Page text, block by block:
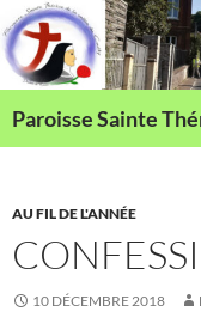
Aller
au
contenu
AU FIL DE L'ANNÉE
10 DÉCEMBRE 2018